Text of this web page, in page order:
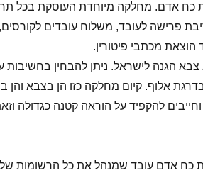
כח אדם. מחלקה מיוחדת העוסקת בכל
פרישה לעובד, משלוח עובדים לקורסים,
הוצאת מכתבי פיטורין.
צבא הגנה לישראל. ניתן להבחין
אלוף. קיום מחלקה כזו הן בצבא והן
להקפיד על הוראה קטנה כגדולה
כח אדם עובד שמנהל את כל הרשומות של